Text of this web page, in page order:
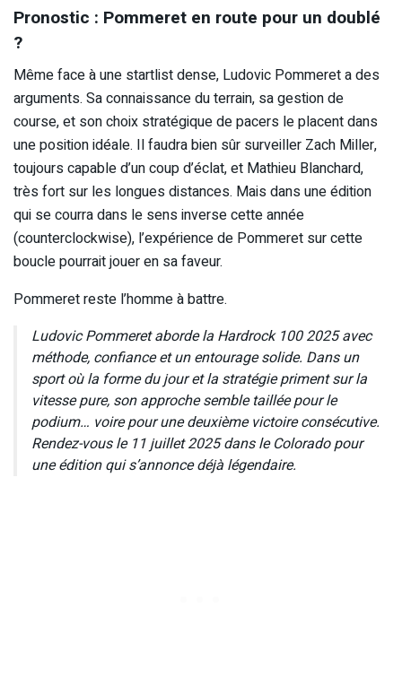
Pronostic : Pommeret en route pour un doublé
?
Même face à une startlist dense, Ludovic Pommeret a des
arguments. Sa connaissance du terrain, sa gestion de
course, et son choix stratégique de pacers le placent dans
une position idéale. Il faudra bien sûr surveiller Zach Miller,
toujours capable d’un coup d’éclat, et Mathieu Blanchard,
très fort sur les longues distances. Mais dans une édition
qui se courra dans le sens inverse cette année
(counterclockwise), l’expérience de Pommeret sur cette
boucle pourrait jouer en sa faveur.
Pommeret reste l’homme à battre.
Ludovic Pommeret aborde la Hardrock 100 2025 avec
méthode, confiance et un entourage solide. Dans un
sport où la forme du jour et la stratégie priment sur la
vitesse pure, son approche semble taillée pour le
podium… voire pour une deuxième victoire consécutive.
Rendez-vous le 11 juillet 2025 dans le Colorado pour
une édition qui s’annonce déjà légendaire.